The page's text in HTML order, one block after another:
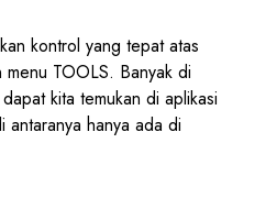
kontrol yang tepat atas
TOOLS. Banyak di
kita temukan di aplikasi
hanya ada di